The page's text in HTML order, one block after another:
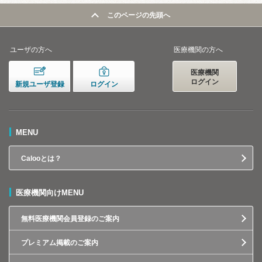
このページの先頭へ
ユーザの方へ
新規ユーザ登録 ログイン
医療機関の方へ
医療機関
ログイン
MENU
Calooとは？
医療機関向けMENU
無料医療機関会員登録のご案内
プレミアム掲載のご案内